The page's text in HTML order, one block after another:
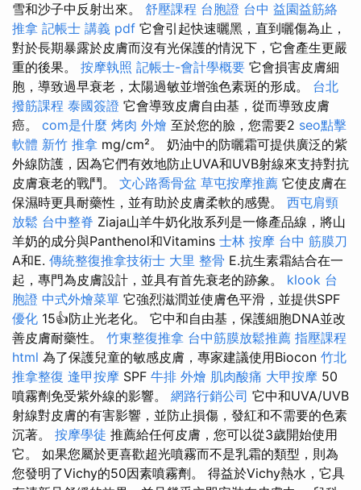
雪和沙子中反射出來。 舒壓課程 台胞證 台中 益園益筋絡
推拿 記帳士 講義 pdf 它會引起快速曬黑，直到曬傷為止，
對於長期暴露於皮膚而沒有光保護的情況下，它會產生更嚴
重的後果。 按摩執照 記帳士-會計學概要 它會損害皮膚細
胞，導致過早衰老，太陽過敏並增強色素斑的形成。 台北
撥筋課程 泰國簽證 它會導致皮膚自由基，從而導致皮膚
癌。 com是什麼 烤肉 外燴 至於您的臉，您需要2 seo點擊
軟體 新竹 推拿 mg/cm²。 奶油中的防曬霜可提供廣泛的紫
外線防護，因為它們有效地防止UVA和UVB射線來支持對抗
皮膚衰老的戰鬥。 文心路喬骨盆 草屯按摩推薦 它使皮膚在
保濕時更具耐藥性，並有助於皮膚柔軟的感覺。 西屯肩頸
放鬆 台中整脊 Ziaja山羊牛奶化妝系列是一條產品線，將山
羊奶的成分與Panthenol和Vitamins 士林 按摩 台中 筋膜刀
A和E. 傳統整復推拿技術士 大里 整骨 E.抗生素霜結合在一
起，專門為皮膚設計，並具有首先衰老的跡象。 klook 台
胞證 中式外燴菜單 它強烈滋潤並使膚色平滑，並提供SPF
優化 15👍防止光老化。 它中和自由基，保護細胞DNA並改
善皮膚耐藥性。 竹東整復推拿 台中筋膜放鬆推薦 指壓課程
html 為了保護兒童的敏感皮膚，專家建議使用Biocon 竹北
推拿整復 逢甲按摩 SPF 牛排 外燴 肌肉酸痛 大甲按摩 50
噴霧劑免受紫外線的影響。 網路行銷公司 它中和UVA/UVB
射線對皮膚的有害影響，並防止損傷，發紅和不需要的色素
沉著。 按摩學徒 推薦給任何皮膚，您可以從3歲開始使用
它。 如果您屬於更喜歡超光噴霧而不是乳霜的類型，則為
您發明了Vichy的50因素噴霧劑。 得益於Vichy熱水，它具